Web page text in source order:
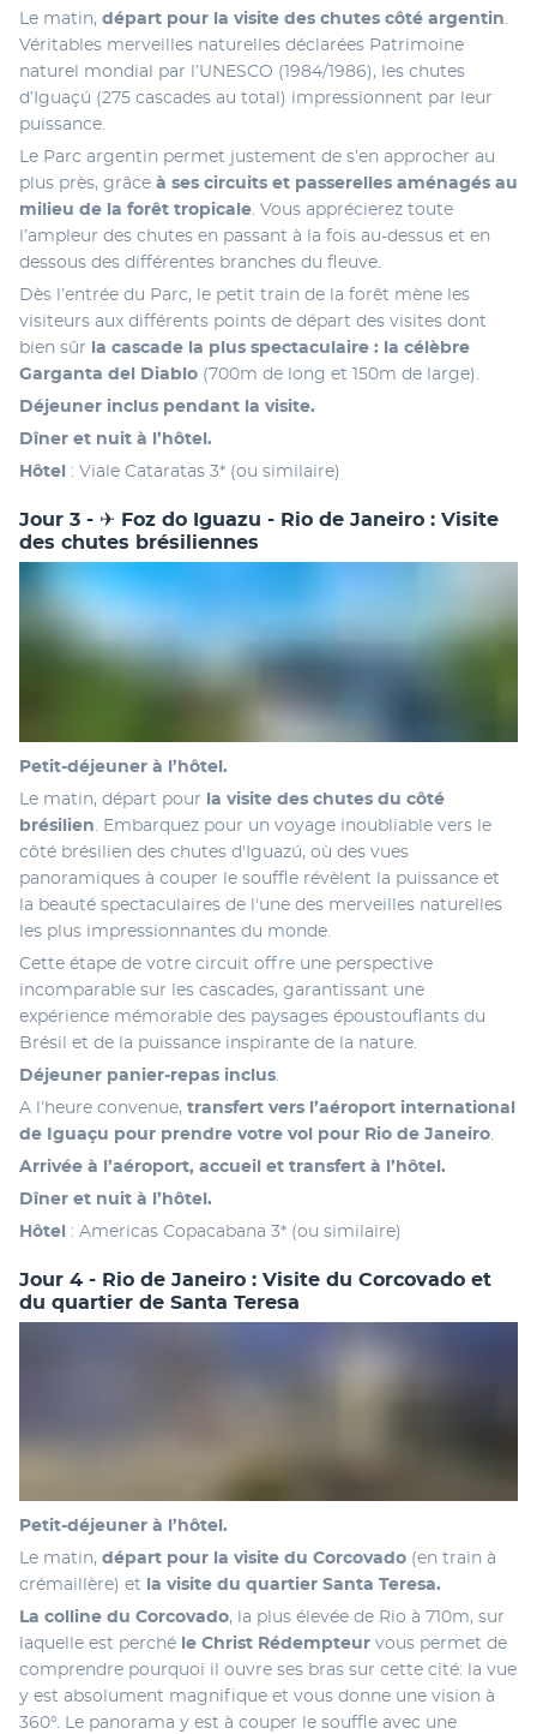
Le matin, départ pour la visite des chutes côté argentin.
Véritables merveilles naturelles déclarées Patrimoine
naturel mondial par l’UNESCO (1984/1986), les chutes
d’Iguaçú (275 cascades au total) impressionnent par leur
puissance.
Le Parc argentin permet justement de s’en approcher au
plus près, grâce à ses circuits et passerelles aménagés au
milieu de la forêt tropicale. Vous apprécierez toute
l’ampleur des chutes en passant à la fois au-dessus et en
dessous des différentes branches du fleuve.
Dès l’entrée du Parc, le petit train de la forêt mène les
visiteurs aux différents points de départ des visites dont
bien sûr
la cascade la plus spectaculaire : la célèbre
Garganta del Diablo (700m de long et 150m de large).
Déjeuner inclus pendant la visite.
Dîner et nuit à l’hôtel.
Hôtel
: Viale Cataratas 3* (ou similaire)
Jour 3 - ✈ Foz do Iguazu - Rio de Janeiro : Visite
des chutes brésiliennes
Petit-déjeuner à l’hôtel.
Le matin, départ pour
la visite des chutes du côté
brésilien . Embarquez pour un voyage inoubliable vers le
côté brésilien des chutes d'Iguazú, où des vues
panoramiques à couper le souffle révèlent la puissance et
la beauté spectaculaires de l'une des merveilles naturelles
les plus impressionnantes du monde.
Cette étape de votre circuit offre une perspective
incomparable sur les cascades, garantissant une
expérience mémorable des paysages époustouflants du
Brésil et de la puissance inspirante de la nature.
Déjeuner panier-repas inclus
A l’heure convenue, transfert vers l’aéroport international
de Iguaçu pour prendre votre vol pour Rio de Janeiro
Arrivée à l’aéroport, accueil et transfert à l’hôtel.
Dîner et nuit à l’hôtel.
Hôtel : Americas Copacabana 3* (ou similaire)
Jour 4 - Rio de Janeiro : Visite du Corcovado et
du quartier de Santa Teresa
Petit-déjeuner à l’hôtel.
Le matin, départ pour la visite du Corcovado (en train à
crémaillère) et
la visite du quartier Santa Teresa.
La colline du Corcovado, la plus élevée de Rio à 710m, sur
laquelle est perché le Christ Rédempteur vous permet de
comprendre pourquoi il ouvre ses bras sur cette cité: la vue
y est absolument magnifique et vous donne une vision à
360°. Le panorama y est à couper le souffle avec une